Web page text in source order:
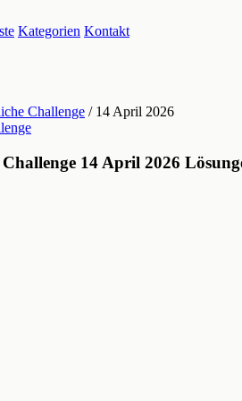
Kategorien Kontakt
Challenge / 14 April 2026
14 April 2026